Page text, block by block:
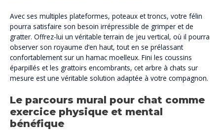
Avec ses multiples plateformes, poteaux et troncs, votre félin
pourra satisfaire son besoin irrépressible de grimper et de
gratter. Offrez-lui un véritable terrain de jeu vertical, où il pourra
observer son royaume d’en haut, tout en se prélassant
confortablement sur un hamac moelleux. Fini les coussins
éparpillés et les grattoirs encombrants, cet arbre à chats sur
mesure est une véritable solution adaptée à votre compagnon.
Le parcours mural pour chat comme
exercice physique et mental
bénéfique